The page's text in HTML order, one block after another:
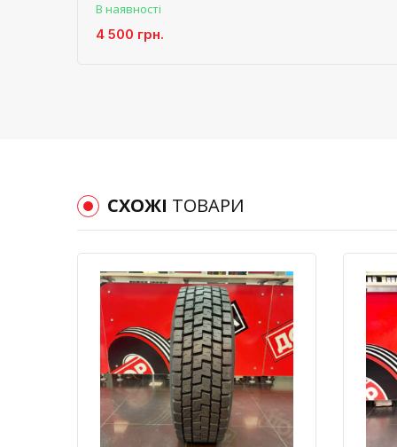
В наявності
4 500 грн.
СХОЖІ ТОВАРИ